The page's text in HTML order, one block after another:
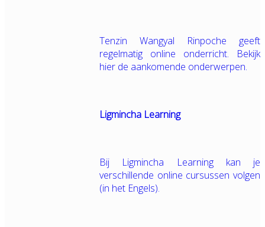
Tenzin Wangyal Rinpoche geeft
regelmatig online onderricht. Bekijk
hier de aankomende onderwerpen.
Ligmincha Learning
Bij Ligmincha Learning kan je
verschillende online cursussen volgen
(in het Engels).